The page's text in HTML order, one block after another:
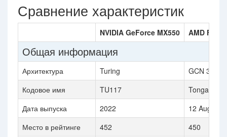
Сравнение характеристик
NVIDIA GeForce MX550 AMD
Общая информация
Архитектура Turing
GCN 3.0
Кодовое имя
TU117
Tonga
Дата выпуска
2022
12 August
Место в рейтинге
452
450